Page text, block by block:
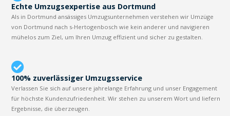
Echte Umzugsexpertise aus Dortmund
Als in Dortmund ansässiges Umzugsunternehmen verstehen wir Umzüge
von Dortmund nach s-Hertogenbosch wie kein anderer und navigieren
mühelos zum Ziel, um Ihren Umzug effizient und sicher zu gestalten.
100% zuverlässiger Umzugsservice
Verlassen Sie sich auf unsere jahrelange Erfahrung und unser Engagement
für höchste Kundenzufriedenheit. Wir stehen zu unserem Wort und liefern
Ergebnisse, die überzeugen.